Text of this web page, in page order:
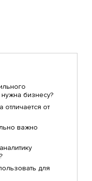
бизнесу?
отличается от
важно
для